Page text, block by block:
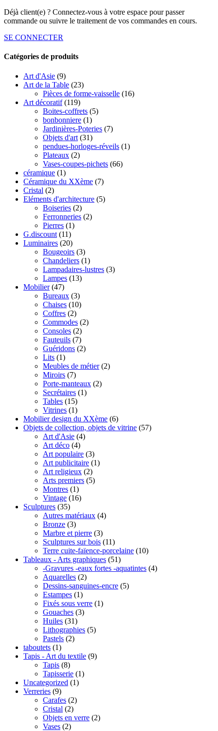
Déjà client(e) ? Connectez-vous à votre espace pour passer
commande ou suivre le traitement de vos commandes en cours.
SE CONNECTER
Catégories de produits
Art d'Asie (9)
Art de la Table (23)
Pièces de forme-vaisselle (16)
Art décoratif (119)
Boites-coffrets (5)
bonbonniere (1)
Jardinières-Poteries (7)
Objets d'art (31)
pendues-horloges-réveils (1)
Plateaux (2)
Vases-coupes-pichets (66)
céramique (1)
Céramique du XXème (7)
Cristal (2)
Eléments d'architecture (5)
Boiseries (2)
Ferronneries (2)
Pierres (1)
G.discount (11)
Luminaires (20)
Bougeoirs (3)
Chandeliers (1)
Lampadaires-lustres (3)
Lampes (13)
Mobilier (47)
Bureaux (3)
Chaises (10)
Coffres (2)
Commodes (2)
Consoles (2)
Fauteuils (7)
Guéridons (2)
Lits (1)
Meubles de métier (2)
Miroirs (7)
Porte-manteaux (2)
Secrétaires (1)
Tables (15)
Vitrines (1)
Mobilier design du XXème (6)
Objets de collection, objets de vitrine (57)
Art d'Asie (4)
Art déco (4)
Art populaire (3)
Art publicitaire (1)
Art religieux (2)
Arts premiers (5)
Montres (1)
Vintage (16)
Sculptures (35)
Autres matériaux (4)
Bronze (3)
Marbre et pierre (3)
Sculptures sur bois (11)
Terre cuite-faïence-porcelaine (10)
Tableaux - Arts graphiques (51)
-Gravures -eaux fortes -aquatintes (4)
Aquarelles (2)
Dessins-sanguines-encre (5)
Estampes (1)
Fixés sous verre (1)
Gouaches (3)
Huiles (31)
Lithographies (5)
Pastels (2)
taboutets (1)
Tapis - Art du textile (9)
Tapis (8)
Tapisserie (1)
Uncategorized (1)
Verreries (9)
Carafes (2)
Cristal (2)
Objets en verre (2)
Vases (2)